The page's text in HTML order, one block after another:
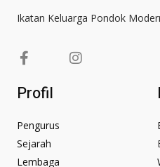
Ikatan Keluarga Pondok
F
a
c
e
o
o
k
I
Profil
Pengurus
Sejarah
Lembaga